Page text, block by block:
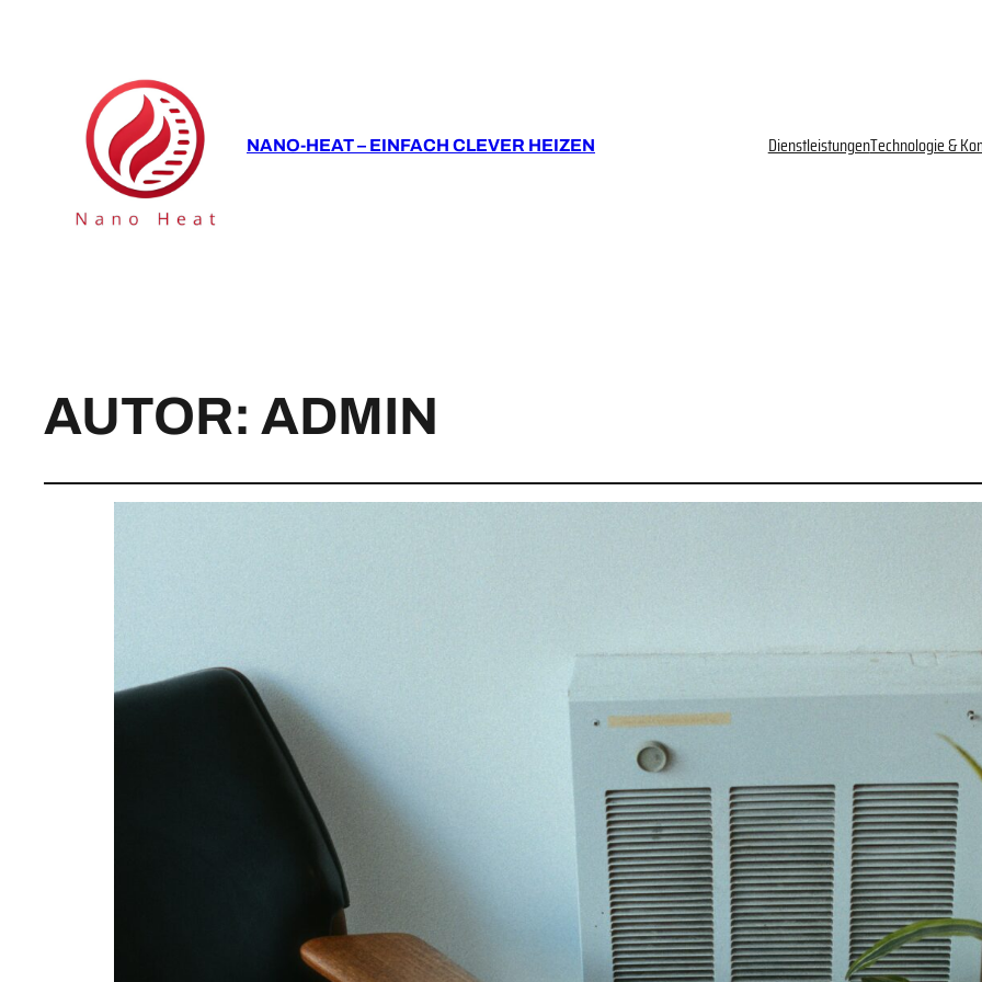
NANO-HEAT – EINFACH CLEVER HEIZEN DienstleistungenTechnologie &
AUTOR: ADMIN